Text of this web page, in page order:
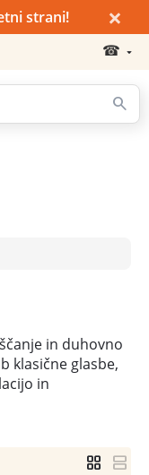
strani! ×
☎
in duhovno
klasične glasbe,
in